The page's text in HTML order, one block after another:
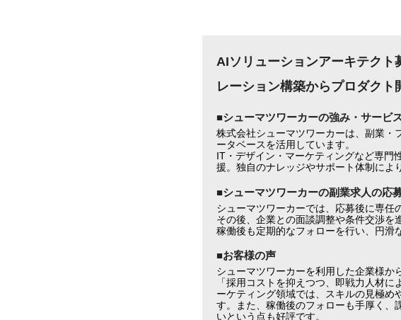
AIソリューションアーキテク
レーション構築からプロダク
■シューマツワーカーの強み・サービ
株式会社シューマツワーカーは、副業・
ータベースを活用しています。
IT・デザイン・マーケティングなど専
援。独自のナレッジやサポート体制によ
■シューマツワーカーの副業求人の応
シューマツワーカーでは、応募後に専任
その後、企業との面談調整や条件交渉を
稼働後も定期的なフォローを行い、円滑
■お客様の声
シューマツワーカーを利用した企業様か
「採用コストを抑えつつ、即戦力人材
ーケティング領域では、スキルの見極め
す。また、稼働後のフォローも手厚く、
いという点も好評です。